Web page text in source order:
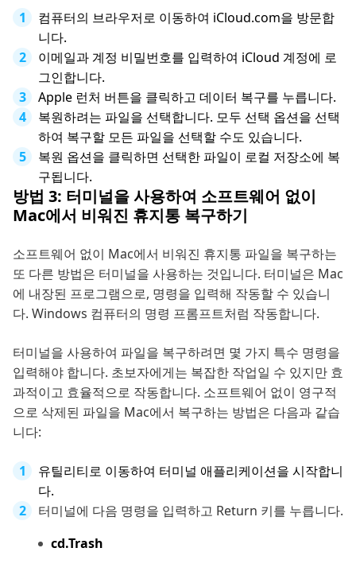
컴퓨터의 브라우저로 이동하여 iCloud.com을 방문합
니다.
이메일과 계정 비밀번호를 입력하여 iCloud 계정에 로
그인합니다.
Apple 런처 버튼을 클릭하고 데이터 복구를 누릅니다.
복원하려는 파일을 선택합니다. 모두 선택 옵션을 선택
하여 복구할 모든 파일을 선택할 수도 있습니다.
복원 옵션을 클릭하면 선택한 파일이 로컬 저장소에 복
구됩니다.
방법 3: 터미널을 사용하여 소프트웨어 없이
Mac에서 비워진 휴지통 복구하기
소프트웨어 없이 Mac에서 비워진 휴지통 파일을 복구하는
또 다른 방법은 터미널을 사용하는 것입니다. 터미널은 Mac
에 내장된 프로그램으로, 명령을 입력해 작동할 수 있습니
다. Windows 컴퓨터의 명령 프롬프트처럼 작동합니다.
터미널을 사용하여 파일을 복구하려면 몇 가지 특수 명령을
입력해야 합니다. 초보자에게는 복잡한 작업일 수 있지만 효
과적이고 효율적으로 작동합니다. 소프트웨어 없이 영구적
으로 삭제된 파일을 Mac에서 복구하는 방법은 다음과 같습
니다:
유틸리티로 이동하여 터미널 애플리케이션을 시작합니
다.
터미널에 다음 명령을 입력하고 Return 키를 누릅니다.
cd.Trash